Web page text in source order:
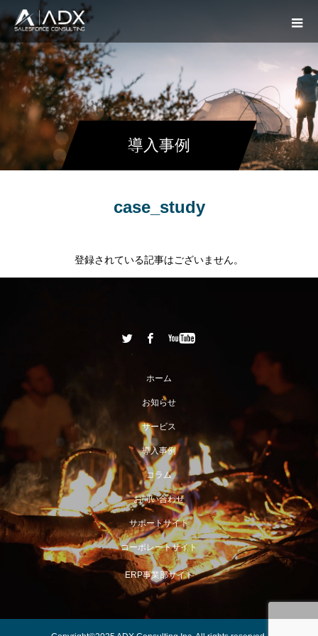
導入事例
case_study
登録されている記事はございません。
ホーム
お知らせ
サービス
導入事例
コラム
お問い合わせ
サポートサイト
コーポレートサイト
ERP事業部サイト